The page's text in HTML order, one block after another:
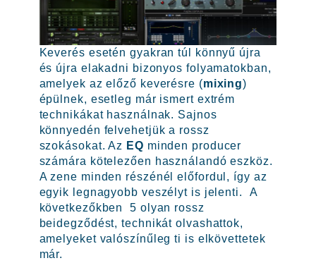
Keverés esetén gyakran túl könnyű újra
és újra elakadni bizonyos folyamatokban,
amelyek az előző keverésre (mixing)
épülnek, esetleg már ismert extrém
technikákat használnak. Sajnos
könnyedén felvehetjük a rossz
szokásokat. Az EQ minden producer
számára kötelezően használandó eszköz.
A zene minden részénél előfordul, így az
egyik legnagyobb veszélyt is jelenti. A
következőkben 5 olyan rossz
beidegződést, technikát olvashattok,
amelyeket valószínűleg ti is elkövettetek
már.